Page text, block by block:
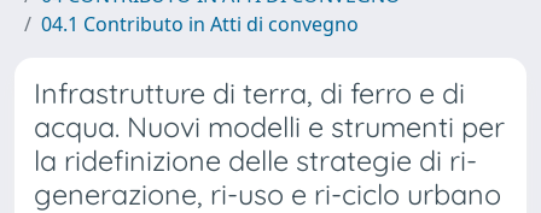
04.1 Contributo in Atti di convegno
Infrastrutture di terra, di ferro e di
acqua. Nuovi modelli e strumenti per
la ridefinizione delle strategie di ri-
generazione, ri-uso e ri-ciclo urbano